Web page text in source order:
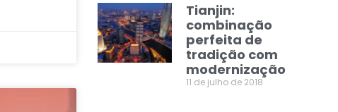
Tianjin:
combinação
perfeita de
tradição com
modernização
11 de julho de 2018